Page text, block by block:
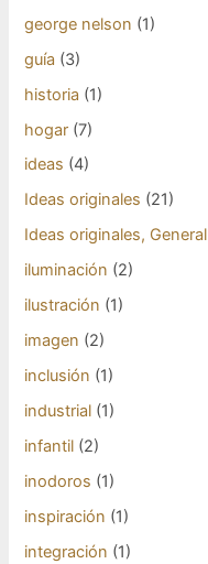
george nelson (1)
guía (3)
historia (1)
hogar (7)
ideas (4)
Ideas originales (21)
Ideas originales, General
iluminación (2)
ilustración (1)
imagen (2)
inclusión (1)
industrial (1)
infantil (2)
inodoros (1)
inspiración (1)
integración (1)